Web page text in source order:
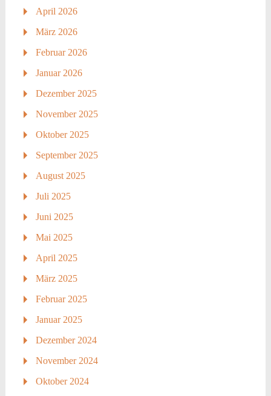
April 2026
März 2026
Februar 2026
Januar 2026
Dezember 2025
November 2025
Oktober 2025
September 2025
August 2025
Juli 2025
Juni 2025
Mai 2025
April 2025
März 2025
Februar 2025
Januar 2025
Dezember 2024
November 2024
Oktober 2024